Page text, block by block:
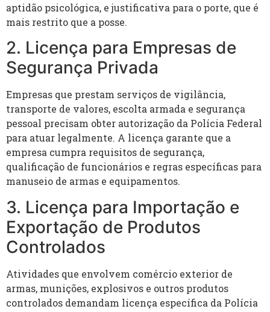
aptidão psicológica, e justificativa para o porte, que é
mais restrito que a posse.
2. Licença para Empresas de
Segurança Privada
Empresas que prestam serviços de vigilância,
transporte de valores, escolta armada e segurança
pessoal precisam obter autorização da Polícia Federal
para atuar legalmente. A licença garante que a
empresa cumpra requisitos de segurança,
qualificação de funcionários e regras específicas para
manuseio de armas e equipamentos.
3. Licença para Importação e
Exportação de Produtos
Controlados
Atividades que envolvem comércio exterior de
armas, munições, explosivos e outros produtos
controlados demandam licença específica da Polícia